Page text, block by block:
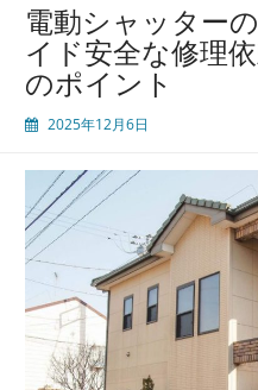
の
ト
ラ
ブ
ル
策
と
安
管
理
修
理
電動シャッター
イド安全な修理
のポイント
2025年12月6日